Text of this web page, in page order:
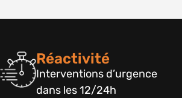
Réactivité
Interventions d’urgence
dans les 12/24h